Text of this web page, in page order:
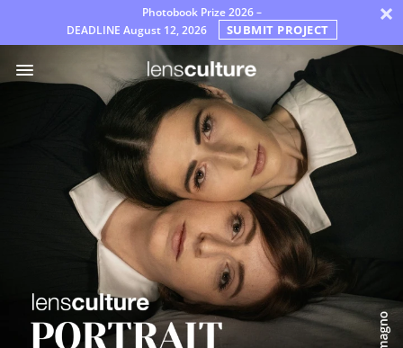
Photobook Prize 2026 –
DEADLINE August 12, 2026 SUBMIT PROJECT ×